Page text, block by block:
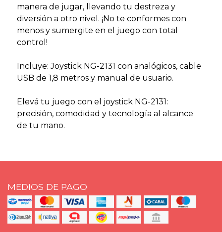
manera de jugar, llevando tu destreza y
diversión a otro nivel. ¡No te conformes con
menos y sumergite en el juego con total
control!
Incluye: Joystick NG-2131 con analógicos, cable
USB de 1,8 metros y manual de usuario.
Elevá tu juego con el joystick NG-2131:
precisión, comodidad y tecnología al alcance
de tu mano.
MEDIOS DE PAGO